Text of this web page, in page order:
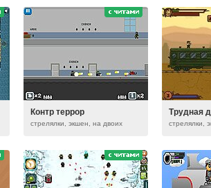
Контр террор
стрелялки, экшен, на двоих
Трудная
стрелялки,